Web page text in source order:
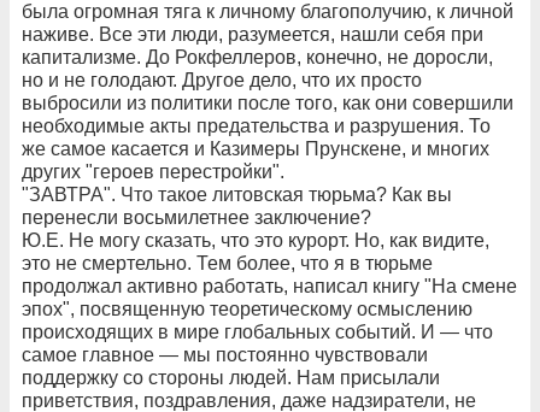
была огромная тяга к личному благополучию, к личной
наживе. Все эти люди, разумеется, нашли себя при
капитализме. До Рокфеллеров, конечно, не доросли,
но и не голодают. Другое дело, что их просто
выбросили из политики после того, как они совершили
необходимые акты предательства и разрушения. То
же самое касается и Казимеры Прунскене, и многих
других "героев перестройки".
"ЗАВТРА". Что такое литовская тюрьма? Как вы
перенесли восьмилетнее заключение?
Ю.Е. Не могу сказать, что это курорт. Но, как видите,
это не смертельно. Тем более, что я в тюрьме
продолжал активно работать, написал книгу "На смене
эпох", посвященную теоретическому осмыслению
происходящих в мире глобальных событий. И — что
самое главное — мы постоянно чувствовали
поддержку со стороны людей. Нам присылали
приветствия, поздравления, даже надзиратели, не